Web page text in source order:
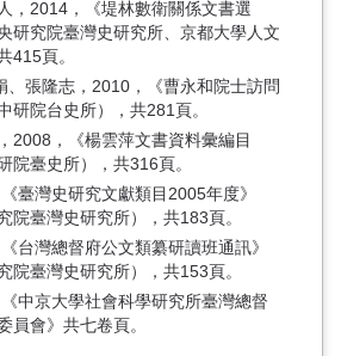
，2014，《堤林數衛關係文書選
研究院臺灣史研究所、京都大學人文
415頁。
、張隆志，2010，《曹永和院士訪問
研院台史所），共281頁。
2008，《楊雲萍文書資料彙編目
院臺史所），共316頁。
臺灣史研究文獻類目2005年度》
院臺灣史研究所），共183頁。
台灣總督府公文類纂研讀班通訊》
院臺灣史研究所），共153頁。
中京大學社會科學研究所臺灣總督
員會》共七卷頁。